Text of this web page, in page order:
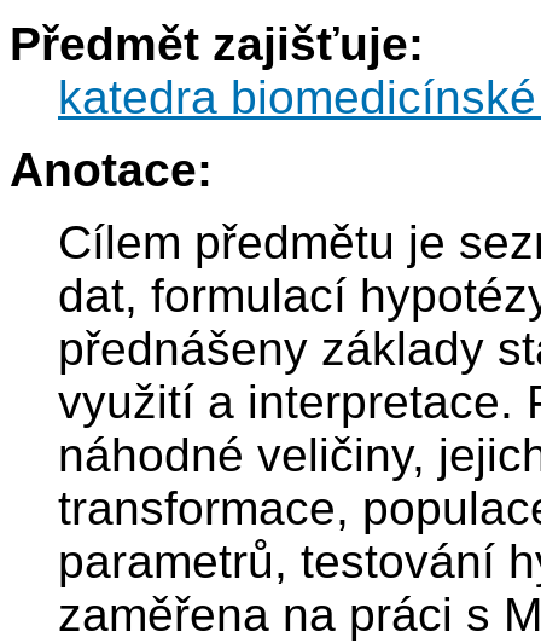
Předmět zajišťuje:
katedra
Anotace:
Cílem předmětu je
dat, formulací
přednášeny základy
využití a interpretace.
náhodné veličiny,
transformace,
parametrů, testování
zaměřena na práci s